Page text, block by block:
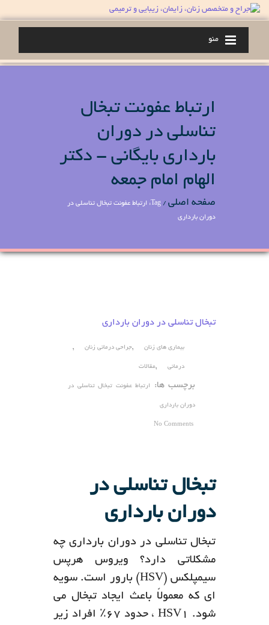
منو
ارتباط عفونت تبخال
تناسلی در دوران
بارداری بایگانی - دکتر
الهام امام جمعه
صفحه اصلی /
Tag: ارتباط عفونت تبخال تناسلی در
دوران بارداری
تبخال تناسلی در دوران بارداری
بیماری های زنان ,جراحی درمانی زنان ,
درمانی ,مقالات
برچسب ها: ارتباط عفونت تبخال تناسلی در
دوران بارداری
No Comments
تبخال تناسلی در
دوران بارداری
تبخال تناسلی در دوران بارداری چه
مشکلاتی دارد؟ ویروس هرپس
سیمپلکس (HSV) بارور است. سویه
ای که معمولاً باعث ایجاد تبخال می
شود. HSV1 ، حدود 67٪ افراد زیر